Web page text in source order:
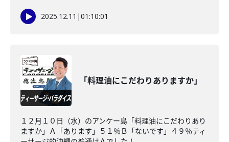
2025.12.11 |01:10:01
「料理油にこだわりありますか」
１２月１０日（水）のアンケー島「料理油にこだわりあり
ますか」Ａ「あります」５１％Ｂ「ないです」４９％ティ